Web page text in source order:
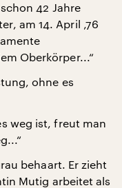
42 Jahre
am 14. April ‚76
Oberkörper...“
ohne es
weg ist, freut man
behaart. Er zieht
Mutig arbeitet als